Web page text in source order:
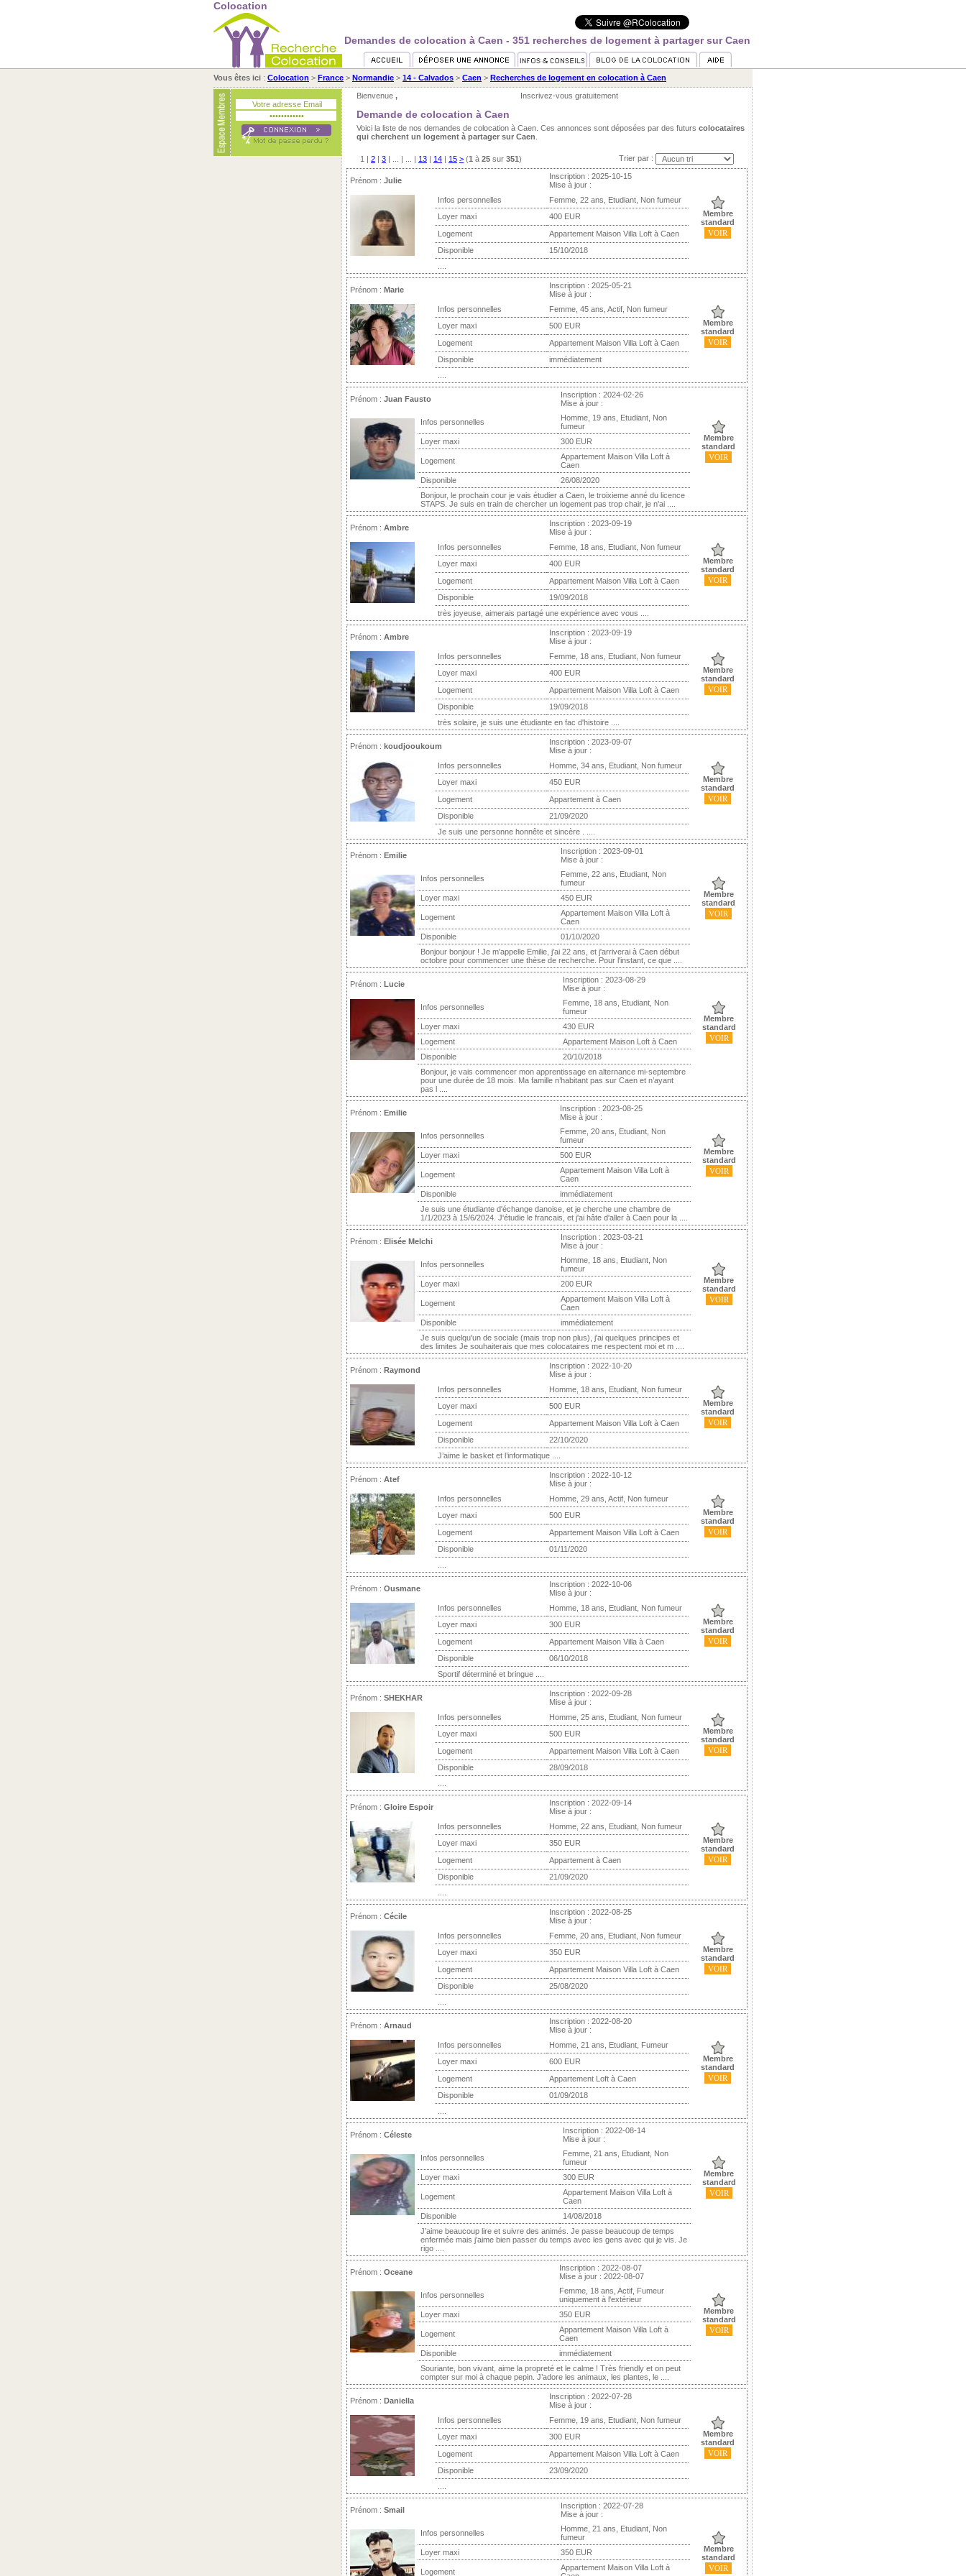
Colocation
Demandes de colocation à Caen - 351 recherches de logement à partager sur Caen
Vous êtes ici : Colocation > France > Normandie > 14 - Calvados > Caen > Recherches de logement en colocation à Caen
Bienvenue , Inscrivez-vous gratuitement
Demande de colocation à Caen
Voici la liste de nos demandes de colocation à Caen. Ces annonces sont déposées par des futurs colocataires
qui cherchent un logement à partager sur Caen
1 | 2 | 3 | ... | ... | 13 | 14 | 15 > (1 à 25 sur 351) Trier par :
Prénom : Julie
Inscription : 2025-10-15
Mise à jour :
Infos personnelles
Femme, 22 ans, Etudiant, Non fumeur
Membre
standard
VOIR
Loyer maxi
400 EUR
Logement
Appartement Maison Villa Loft à Caen
Disponible
15/10/2018
Prénom : Marie
Inscription : 2025-05-21
Mise à jour :
Infos personnelles
Femme, 45 ans, Actif, Non fumeur
Membre
standard
VOIR
Loyer maxi
500 EUR
Logement
Appartement Maison Villa Loft à Caen
Disponible
immédiatement
Prénom : Juan Fausto
Inscription : 2024-02-26
Mise à jour :
Infos personnelles
Homme, 19 ans, Etudiant, Non
fumeur
Membre
standard
VOIR
Loyer maxi 300 EUR
Logement
Appartement Maison Villa Loft à
Caen
Disponible
26/08/2020
Bonjour, le prochain cour je vais étudier a Caen, le troixieme anné du licence
STAPS. Je suis en train de chercher un logement pas trop chair, je n'ai ....
Prénom : Ambre
Inscription : 2023-09-19
Mise à jour :
Infos personnelles
Femme, 18 ans, Etudiant, Non fumeur
Membre
standard
VOIR
Loyer maxi
400 EUR
Logement
Appartement Maison Villa Loft à Caen
Disponible
19/09/2018
très joyeuse, aimerais partagé une expérience avec vous ....
Prénom : Ambre
Inscription : 2023-09-19
Mise à jour :
Infos personnelles
Femme, 18 ans, Etudiant, Non fumeur
Membre
standard
VOIR
Loyer maxi
400 EUR
Logement
Appartement Maison Villa Loft à Caen
Disponible
19/09/2018
très solaire, je suis une étudiante en fac d'histoire ....
Prénom : koudjooukoum
Inscription : 2023-09-07
Mise à jour :
Infos personnelles
Homme, 34 ans, Etudiant, Non fumeur
Membre
standard
VOIR
Loyer maxi
450 EUR
Logement
Appartement à Caen
Disponible
21/09/2020
Je suis une personne honnête et sincère . ....
Prénom : Emilie
Inscription : 2023-09-01
Mise à jour :
Infos personnelles
Femme, 22 ans, Etudiant, Non
fumeur
Membre
standard
VOIR
Loyer maxi 450 EUR
Logement
Appartement Maison Villa Loft à
Caen
Disponible
01/10/2020
Bonjour bonjour ! Je m'appelle Emilie, j'ai 22 ans, et j'arriverai à Caen début
octobre pour commencer une thèse de recherche. Pour l'instant, ce que ....
Prénom : Lucie
Inscription : 2023-08-29
Mise à jour :
Infos personnelles
Femme, 18 ans, Etudiant, Non
fumeur
Membre
standard
VOIR
Loyer maxi
430 EUR
Logement
Appartement Maison Loft à Caen
Disponible
20/10/2018
Bonjour, je vais commencer mon apprentissage en alternance mi-septembre
pour une durée de 18 mois. Ma famille n’habitant pas sur Caen et n’ayant
pas l ....
Prénom : Emilie
Inscription : 2023-08-25
Mise à jour :
Infos personnelles
Femme, 20 ans, Etudiant, Non
fumeur
Membre
standard
VOIR
Loyer maxi 500 EUR
Logement
Appartement Maison Villa Loft à
Caen
Disponible
immédiatement
Je suis une étudiante d'échange danoise, et je cherche une chambre de
1/1/2023 à 15/6/2024. J'étudie le francais, et j'ai hâte d'aller à Caen pour la ....
Prénom : Elisée Melchi
Inscription : 2023-03-21
Mise à jour :
Infos personnelles
Homme, 18 ans, Etudiant, Non
fumeur
Membre
standard
VOIR
Loyer maxi 200 EUR
Logement
Appartement Maison Villa Loft à
Caen
Disponible
immédiatement
Je suis quelqu'un de sociale (mais trop non plus), j'ai quelques principes et
des limites Je souhaiterais que mes colocataires me respectent moi et m ....
Prénom : Raymond
Inscription : 2022-10-20
Mise à jour :
Infos personnelles
Homme, 18 ans, Etudiant, Non fumeur
Membre
standard
VOIR
Loyer maxi
500 EUR
Logement
Appartement Maison Villa Loft à Caen
Disponible
22/10/2020
J’aime le basket et l’informatique ....
Prénom : Atef
Inscription : 2022-10-12
Mise à jour :
Infos personnelles
Homme, 29 ans, Actif, Non fumeur
Membre
standard
VOIR
Loyer maxi
500 EUR
Logement
Appartement Maison Villa Loft à Caen
Disponible
01/11/2020
Prénom : Ousmane
Inscription : 2022-10-06
Mise à jour :
Infos personnelles
Homme, 18 ans, Etudiant, Non fumeur
Membre
standard
VOIR
Loyer maxi
300 EUR
Logement
Appartement Maison Villa à Caen
Disponible
06/10/2018
Sportif déterminé et bringue ....
Prénom : SHEKHAR
Inscription : 2022-09-28
Mise à jour :
Infos personnelles
Homme, 25 ans, Etudiant, Non fumeur
Membre
standard
VOIR
Loyer maxi
500 EUR
Logement
Appartement Maison Villa Loft à Caen
Disponible
28/09/2018
Prénom : Gloire Espoir
Inscription : 2022-09-14
Mise à jour :
Infos personnelles
Homme, 22 ans, Etudiant, Non fumeur
Membre
standard
VOIR
Loyer maxi
350 EUR
Logement
Appartement à Caen
Disponible
21/09/2020
Prénom : Cécile
Inscription : 2022-08-25
Mise à jour :
Infos personnelles
Femme, 20 ans, Etudiant, Non fumeur
Membre
standard
VOIR
Loyer maxi
350 EUR
Logement
Appartement Maison Villa Loft à Caen
Disponible
25/08/2020
Prénom : Arnaud
Inscription : 2022-08-20
Mise à jour :
Infos personnelles
Homme, 21 ans, Etudiant, Fumeur
Membre
standard
VOIR
Loyer maxi
600 EUR
Logement
Appartement Loft à Caen
Disponible
01/09/2018
Prénom : Céleste
Inscription : 2022-08-14
Mise à jour :
Infos personnelles
Femme, 21 ans, Etudiant, Non
fumeur
Membre
standard
VOIR
Loyer maxi 300 EUR
Logement
Appartement Maison Villa Loft à
Caen
Disponible
14/08/2018
J’aime beaucoup lire et suivre des animés. Je passe beaucoup de temps
enfermée mais j’aime bien passer du temps avec les gens avec qui je vis. Je
rigo ....
Prénom : Oceane
Inscription : 2022-08-07
Mise à jour : 2022-08-07
Infos personnelles
Femme, 18 ans, Actif, Fumeur
uniquement à l'extérieur
Membre
standard
VOIR
Loyer maxi 350 EUR
Logement
Appartement Maison Villa Loft à
Caen
Disponible
immédiatement
Souriante, bon vivant, aime la propreté et le calme ! Très friendly et on peut
compter sur moi à chaque pepin. J’adore les animaux, les plantes, le ....
Prénom : Daniella
Inscription : 2022-07-28
Mise à jour :
Infos personnelles
Femme, 19 ans, Etudiant, Non fumeur
Membre
standard
VOIR
Loyer maxi
300 EUR
Logement
Appartement Maison Villa Loft à Caen
Disponible
23/09/2020
Prénom : Smail
Inscription : 2022-07-28
Mise à jour :
Infos personnelles
Homme, 21 ans, Etudiant, Non
fumeur
Membre
standard
VOIR
Loyer maxi 350 EUR
Logement
Appartement Maison Villa Loft à